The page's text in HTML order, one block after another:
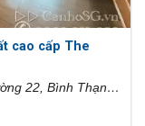
cao cấp The
22, Bình Thạnh,